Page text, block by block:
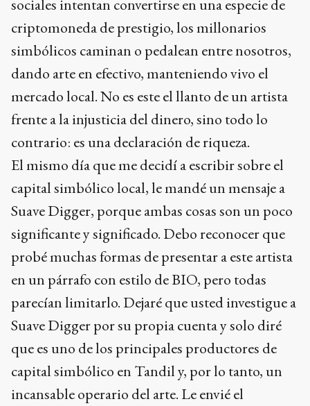
sociales intentan convertirse en una especie de
criptomoneda de prestigio, los millonarios
simbólicos caminan o pedalean entre nosotros,
dando arte en efectivo, manteniendo vivo el
mercado local. No es este el llanto de un artista
frente a la injusticia del dinero, sino todo lo
contrario: es una declaración de riqueza.
El mismo día que me decidí a escribir sobre el
capital simbólico local, le mandé un mensaje a
Suave Digger, porque ambas cosas son un poco
significante y significado. Debo reconocer que
probé muchas formas de presentar a este artista
en un párrafo con estilo de BIO, pero todas
parecían limitarlo. Dejaré que usted investigue a
Suave Digger por su propia cuenta y solo diré
que es uno de los principales productores de
capital simbólico en Tandil y, por lo tanto, un
incansable operario del arte. Le envié el